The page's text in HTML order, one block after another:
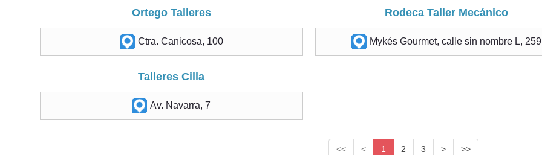
Ortego Talleres
Ctra. Canicosa, 100
Rodeca Taller Mecánico
Mykés Gourmet, calle sin nombre L, 259
Talleres Cilla
Av. Navarra, 7
<< < 1 2 3 > >>